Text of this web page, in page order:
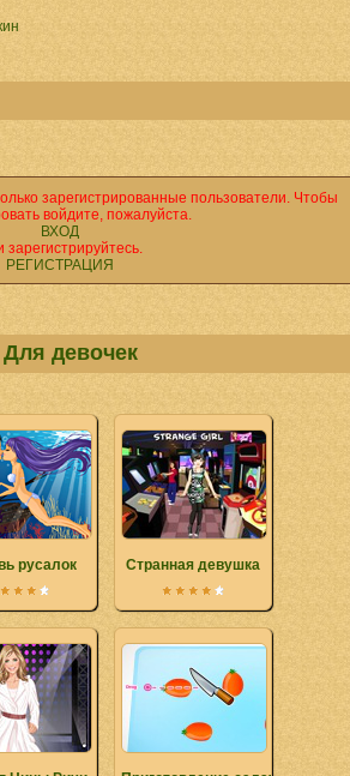
зарегистрированные пользователи. Чтобы
войдите, пожалуйста.
ВХОД
зарегистрируйтесь.
РЕГИСТРАЦИЯ
Для девочек
русалок Странная девушка